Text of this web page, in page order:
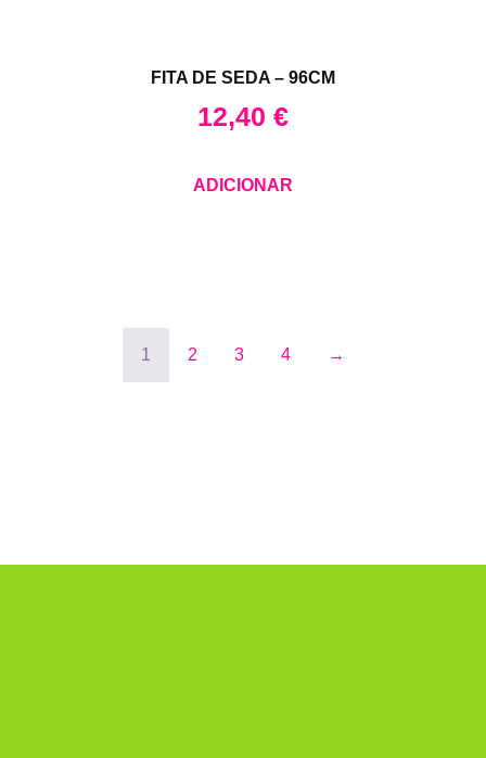
FITA DE SEDA – 96CM
12,40 €
ADICIONAR
1 2 3 4 →